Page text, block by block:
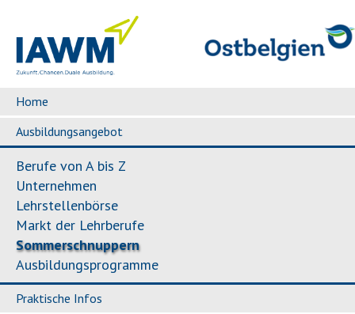
Home
Ausbildungsangebot
Berufe von A bis Z
Unternehmen
Lehrstellenbörse
Markt der Lehrberufe
Sommerschnuppern
Ausbildungsprogramme
Praktische Infos